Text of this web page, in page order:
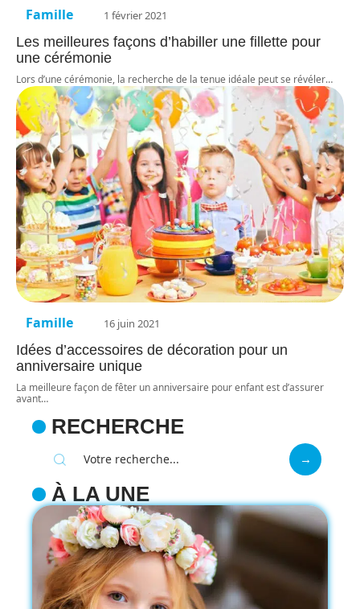
Famille 1 février 2021
Les meilleures façons d’habiller une fillette pour
une cérémonie
Lors d’une cérémonie, la recherche de la tenue idéale peut se révéler…
Famille 16 juin 2021
Idées d’accessoires de décoration pour un
anniversaire unique
La meilleure façon de fêter un anniversaire pour enfant est d’assurer
avant…
RECHERCHE
À LA UNE